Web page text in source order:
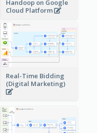
Handoop on Google
Cloud Platform
Real-Time Bidding
(Digital Marketing)